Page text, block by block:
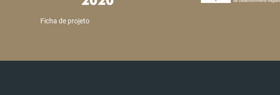
Ficha de projeto